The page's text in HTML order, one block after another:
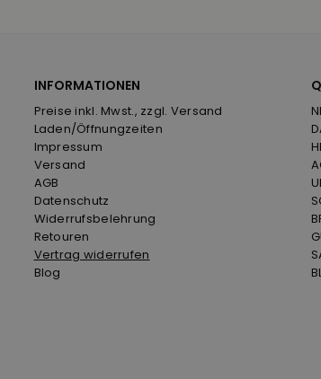
INFORMATIONEN
Preise inkl. Mwst., zzgl. Versand
Laden/Öffnungzeiten
Impressum
Versand
AGB
Datenschutz
Widerrufsbelehrung
Retouren
Vertrag widerrufen
Blog